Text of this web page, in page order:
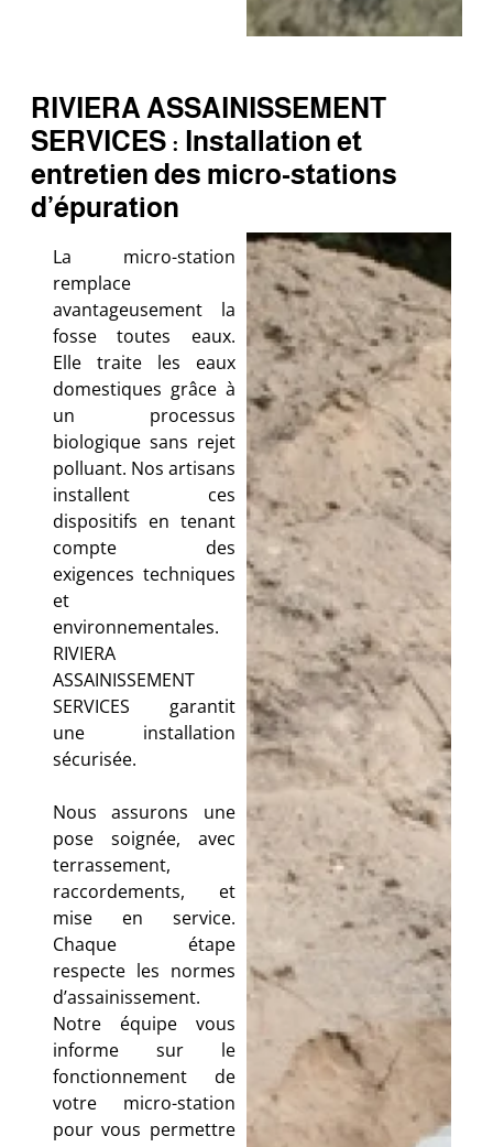
RIVIERA ASSAINISSEMENT
SERVICES : Installation et
entretien des micro-stations
d’épuration
La micro-station
remplace
avantageusement la
fosse toutes eaux.
Elle traite les eaux
domestiques grâce à
un processus
biologique sans rejet
polluant. Nos artisans
installent ces
dispositifs en tenant
compte des
exigences techniques
et
environnementales.
RIVIERA
ASSAINISSEMENT
SERVICES garantit
une installation
sécurisée.
Nous assurons une
pose soignée, avec
terrassement,
raccordements, et
mise en service.
Chaque étape
respecte les normes
d’assainissement.
Notre équipe vous
informe sur le
fonctionnement de
votre micro-station
pour vous permettre